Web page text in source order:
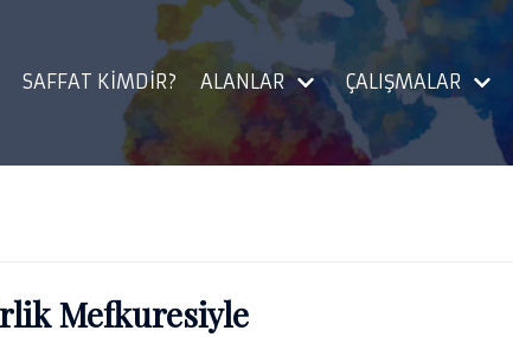
SAFFAT KIMDIR? ALANLAR ÇALIŞMALAR
Mefkuresiyle